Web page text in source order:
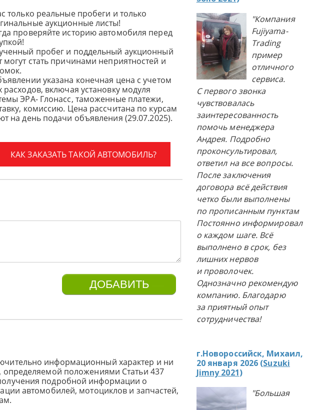
только реальные пробеги и только
аукционные листы!
проверяйте историю автомобиля перед
пробег и поддельный аукционный
могут стать причинами неприятностей и
указана конечная цена с учетом
расходов, включая установку модуля
ЭРА- Глонасс, таможенные платежи,
комиссию. Цена рассчитана по курсам
на день подачи объявления (29.07.2025).
КАК ЗАКАЗАТЬ ТАКОЙ АВТОМОБИЛЬ?
информационный характер и ни
определяемой положениями Статьи 437
подробной информации о
автомобилей, мотоциклов и запчастей,
"Компания
Fujiyama-
Trading
пример
отличного
сервиса.
С первого звонка
чувствовалась
заинтересованность
помочь менеджера
Андрея. Подробно
проконсультировал,
ответил на все вопросы.
После заключения
договора всё действия
четко были выполнены
по прописанным пунктам
Постоянно информировал
о каждом шаге. Всё
выполнено в срок, без
лишних нервов
и проволочек.
Однозначно рекомендую
компанию. Благодарю
за приятный опыт
сотрудничества!
г.Новороссийск, Михаил,
20 января 2026 (Suzuki
Jimny 2021)
"Большая